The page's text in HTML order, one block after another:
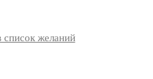
список желаний